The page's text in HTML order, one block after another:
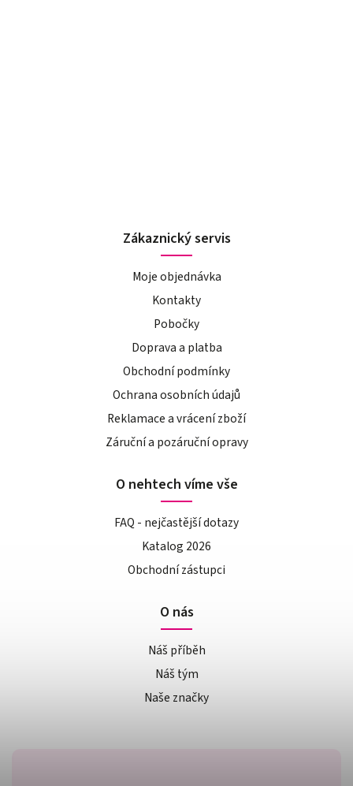
Zákaznický servis
Moje objednávka
Kontakty
Pobočky
Doprava a platba
Obchodní podmínky
Ochrana osobních údajů
Reklamace a vrácení zboží
Záruční a pozáruční opravy
O nehtech víme vše
FAQ - nejčastější dotazy
Katalog 2026
Obchodní zástupci
O nás
Náš příběh
Náš tým
Naše značky